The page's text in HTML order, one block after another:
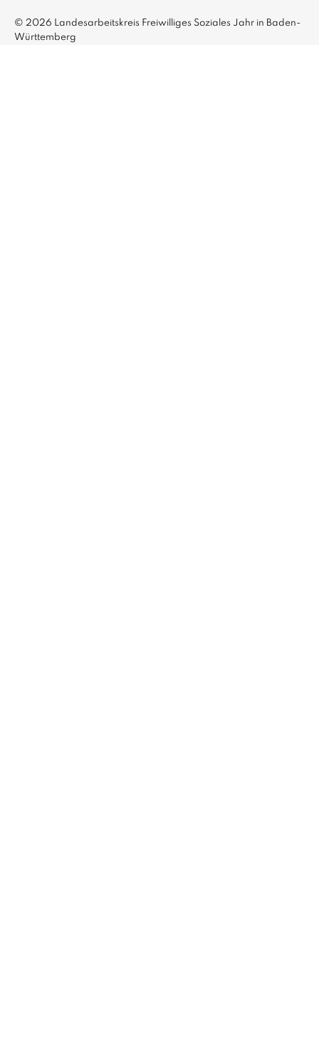
© 2026 Landesarbeitskreis Freiwilliges Soziales Jahr in Baden-
Württemberg